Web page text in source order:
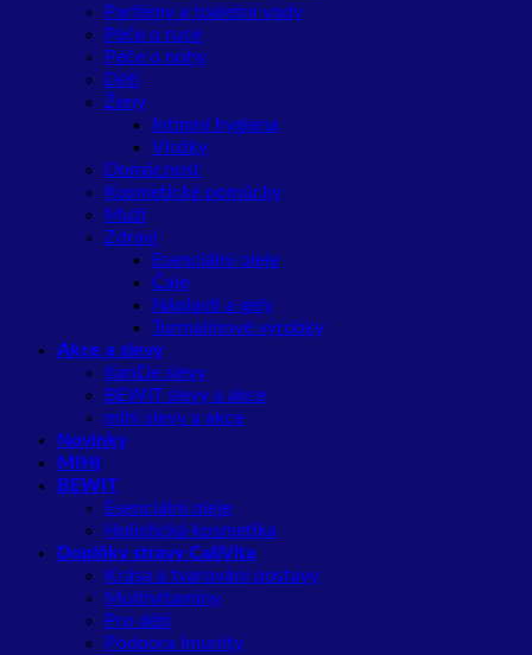
Parfémy a toaletní vody
Péče o ruce
Péče o nohy
Děti
Ženy
Intimní hygiena
Vložky
Domácnost
Kosmetické pomůcky
Muži
Zdraví
Esenciální oleje
Čaje
Náplasti a gely
Turmalínové výrobky
Akce a slevy
tianDe slevy
BEWIT slevy a akce
mihi slevy a akce
Novinky
MIHI
BEWIT
Esenciální oleje
Holistická kosmetika
Doplňky stravy CaliVita
Krása a tvarování postavy
Multivitamíny
Pro děti
Podpora Imunity